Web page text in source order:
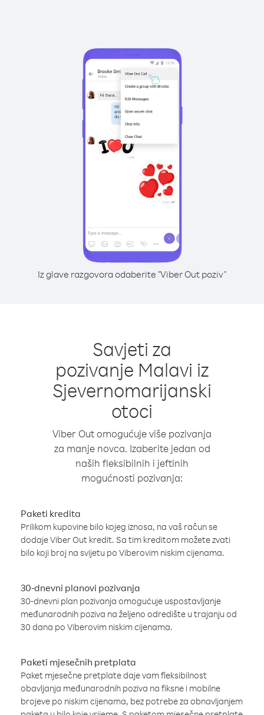
Iz glave razgovora odaberite "Viber Out poziv"
Savjeti za
pozivanje Malavi iz
Sjevernomarijanski
otoci
Viber Out omogućuje više pozivanja
za manje novca. Izaberite jedan od
naših fleksibilnih i jeftinih
mogućnosti pozivanja:
Paketi kredita
Prilikom kupovine bilo kojeg iznosa, na vaš račun se
dodaje Viber Out kredit. Sa tim kreditom možete zvati
bilo koji broj na svijetu po Viberovim niskim cijenama.
30-dnevni planovi pozivanja
30-dnevni plan pozivanja omogućuje uspostavljanje
međunarodnih poziva na željeno odredište u trajanju od
30 dana po Viberovim niskim cijenama.
Paketi mjesečnih pretplata
Paket mjesečne pretplate daje vam fleksibilnost
obavljanja međunarodnih poziva na fiksne i mobilne
brojeve po niskim cijenama, bez potrebe za obnavljanjem